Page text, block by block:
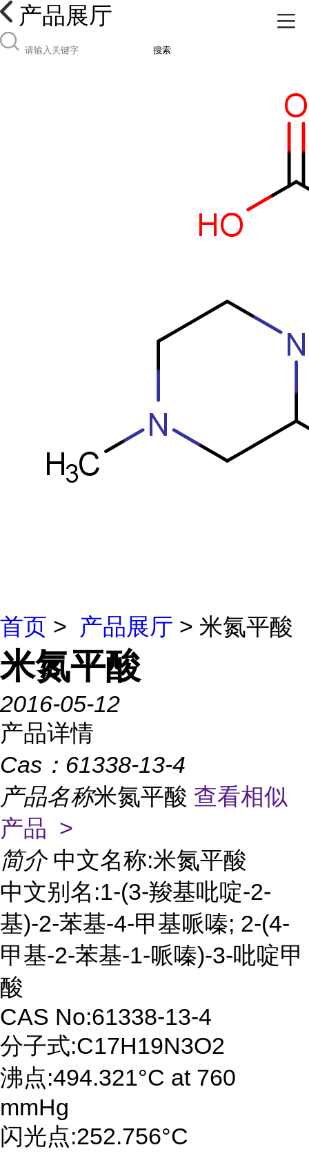
产品展厅
搜索
首页 > 产品展厅 > 米氮平酸
米氮平酸
2016-05-12
产品详情
Cas： 61338-13-4
产品名称米氮平酸 查看相似
产品 >
简介 中文名称:米氮平酸
中文别名:1-(3-羧基吡啶-2-
基)-2-苯基-4-甲基哌嗪; 2-(4-
甲基-2-苯基-1-哌嗪)-3-吡啶甲
酸
CAS No:61338-13-4
分子式:C17H19N3O2
沸点:494.321°C at 760
mmHg
闪光点:252.756°C